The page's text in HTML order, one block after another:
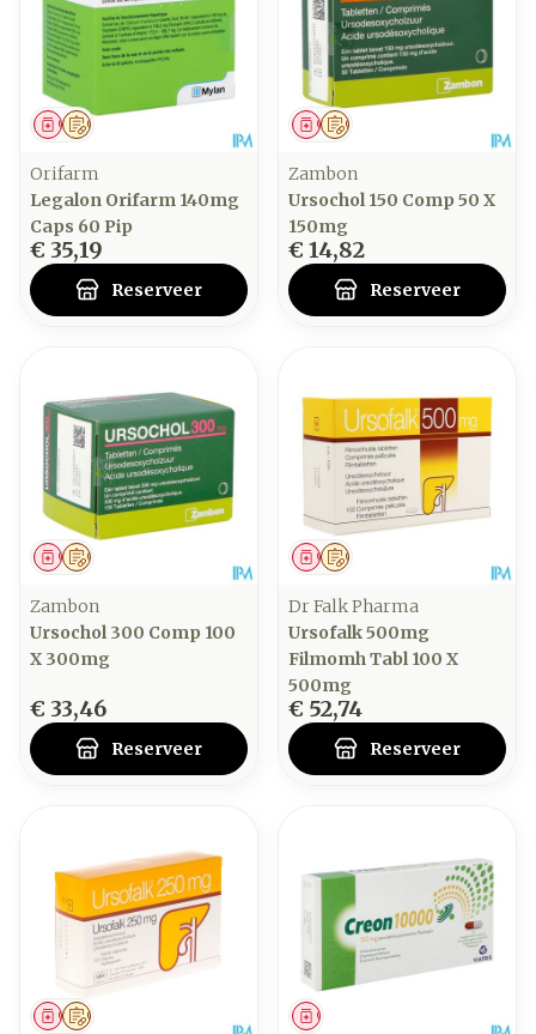
Op voorschrift
Geneesmiddel
Orifarm
Legalon Orifarm 140mg
Caps 60 Pip
€ 35,19
Reserveer
Op voorschrift
Geneesmiddel
Zambon
Ursochol 150 Comp 50 X
150mg
€ 14,82
Reserveer
Op voorschrift
Geneesmiddel
Zambon
Ursochol 300 Comp 100
X 300mg
€ 33,46
Reserveer
Op voorschrift
Geneesmiddel
Dr Falk Pharma
Ursofalk 500mg
Filmomh Tabl 100 X
500mg
€ 52,74
Reserveer
Op voorschrift
Geneesmiddel Geneesmiddel